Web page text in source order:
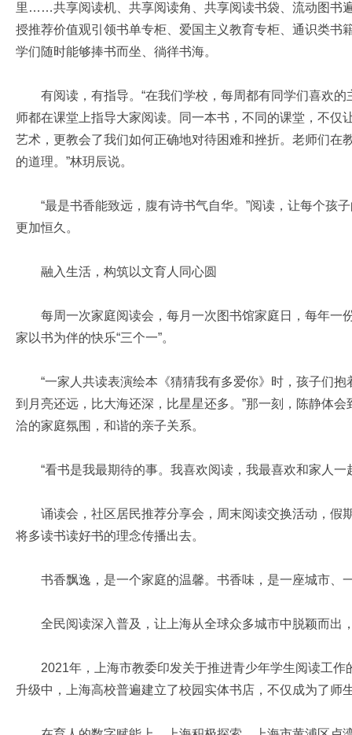
里……共享阅读机、共享阅读角、共享阅读书袋、流动图书
授推荐价值观引领书单专柜、爱国主义教育专柜、通识类书
学们随时能够捧书而坐、徜徉书海。
有阅读，有指导。“在我们学校，每周都有同学们喜欢的
师都在课堂上指导大家阅读。同一本书，不同的课堂，不仅
艺术，更教会了我们如何正确地对待困难和挫折。老师们在
的道理。”林玥辰说。
“最是书香能致远，腹有诗书气自华。”阅读，让每个孩
更加恒久。
融入生活，构筑以文育人同心圆
每周一次家庭阅读会，每月一次图书馆家庭日，每年一份
家以书为伴的快乐“三个一”。
“一家人共读表演绘本《猜猜我有多爱你》时，孩子们抱
到月亮还远，比大海还深，比星星还多。”那一刻，陈静体
洽的家庭氛围，和谐的亲子关系。
“看书是我最期待的事。我喜欢阅读，我最喜欢和家人一
诵读会，社区居民推荐分享会，周末阅读交换活动，假
将多读书读好书的理念传播出去。
书香飘逸，是一个家庭的温馨。书香味，是一座城市、
全民阅读深入普及，让上海从全球众多城市中脱颖而出
2021年，上海市教委印发关于推进青少年学生阅读工作
升级中，上海高校普遍建立了校园实体书店，不仅成为了师